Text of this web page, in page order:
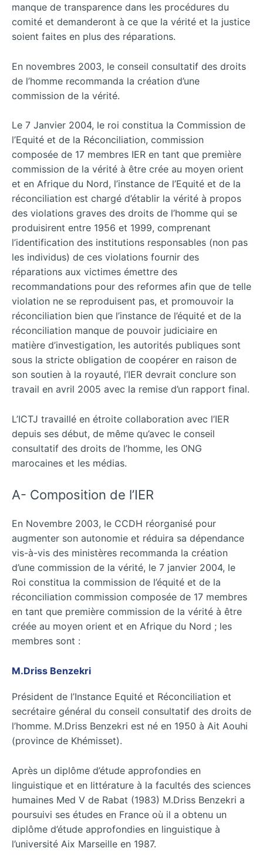
manque de transparence dans les procédures du
comité et demanderont à ce que la vérité et la justice
soient faites en plus des réparations.
En novembres 2003, le conseil consultatif des droits
de l’homme recommanda la création d’une
commission de la vérité.
Le 7 Janvier 2004, le roi constitua la Commission de
l’Equité et de la Réconciliation, commission
composée de 17 membres IER en tant que première
commission de la vérité à être crée au moyen orient
et en Afrique du Nord, l’instance de l’Equité et de la
réconciliation est chargé d’établir la vérité à propos
des violations graves des droits de l’homme qui se
produisirent entre 1956 et 1999, comprenant
l’identification des institutions responsables (non pas
les individus) de ces violations fournir des
réparations aux victimes émettre des
recommandations pour des reformes afin que de telle
violation ne se reproduisent pas, et promouvoir la
réconciliation bien que l’instance de l’équité et de la
réconciliation manque de pouvoir judiciaire en
matière d’investigation, les autorités publiques sont
sous la stricte obligation de coopérer en raison de
son soutien à la royauté, l’IER devrait conclure son
travail en avril 2005 avec la remise d’un rapport final.
L’ICTJ travaillé en étroite collaboration avec l’IER
depuis ses début, de même qu’avec le conseil
consultatif des droits de l’homme, les ONG
marocaines et les médias.
A- Composition de l’IER
En Novembre 2003, le CCDH réorganisé pour
augmenter son autonomie et réduira sa dépendance
vis-à-vis des ministères recommanda la création
d’une commission de la vérité, le 7 janvier 2004, le
Roi constitua la commission de l’équité et de la
réconciliation commission composée de 17 membres
en tant que première commission de la vérité à être
créée au moyen orient et en Afrique du Nord ; les
membres sont :
M.Driss Benzekri
Président de l’Instance Equité et Réconciliation et
secrétaire général du conseil consultatif des droits de
l’homme. M.Driss Benzekri est né en 1950 à Ait Aouhi
(province de Khémisset).
Après un diplôme d’étude approfondies en
linguistique et en littérature à la facultés des sciences
humaines Med V de Rabat (1983) M.Driss Benzekri a
poursuivi ses études en France où il a obtenu un
diplôme d’étude approfondies en linguistique à
l’université Aix Marseille en 1987.